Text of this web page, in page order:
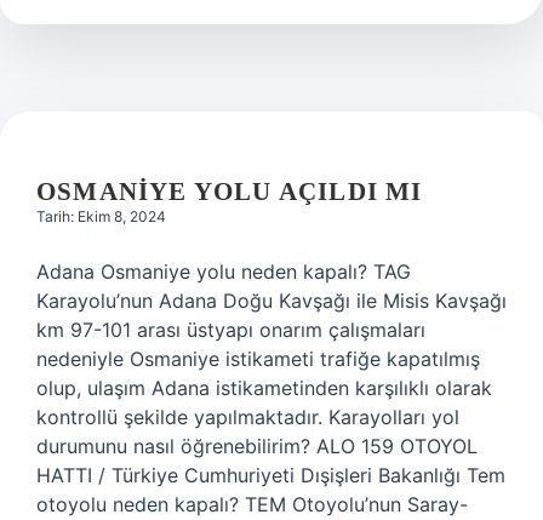
Ekstraktı
OSMANIYE YOLU AÇILDI MI
Tarih: Ekim 8, 2024
Adana Osmaniye yolu neden kapalı? TAG
Karayolu’nun Adana Doğu Kavşağı ile Misis Kavşağı
km 97-101 arası üstyapı onarım çalışmaları
nedeniyle Osmaniye istikameti trafiğe kapatılmış
olup, ulaşım Adana istikametinden karşılıklı olarak
kontrollü şekilde yapılmaktadır. Karayolları yol
durumunu nasıl öğrenebilirim? ALO 159 OTOYOL
HATTI / Türkiye Cumhuriyeti Dışişleri Bakanlığı Tem
otoyolu neden kapalı? TEM Otoyolu’nun Saray-